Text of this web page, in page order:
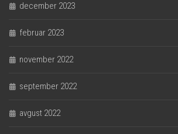
december 2023
februar 2023
november 2022
september 2022
avgust 2022